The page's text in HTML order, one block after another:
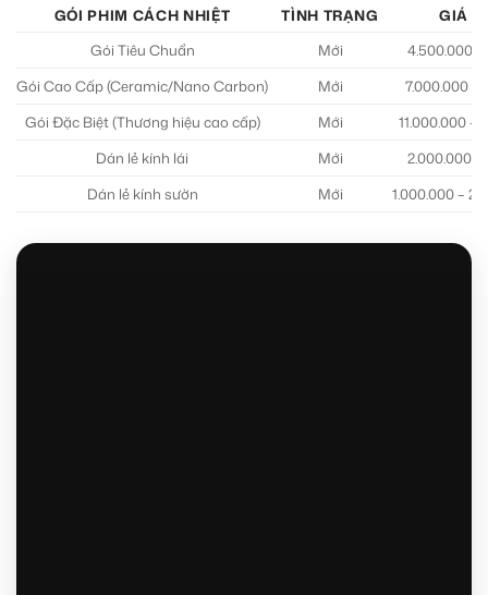
GÓI PHIM CÁCH NHIỆT TÌNH TRẠNG
GIÁ
Gói Tiêu Chuẩn
Mới
4.500.000
Gói Cao Cấp (Ceramic/Nano Carbon)
Mới
7.000.000 –
Gói Đặc Biệt (Thương hiệu cao cấp)
Mới
11.000.000 –
Dán lẻ kính lái
Mới
2.000.000 –
Dán lẻ kính sườn
Mới 1.000.000 –